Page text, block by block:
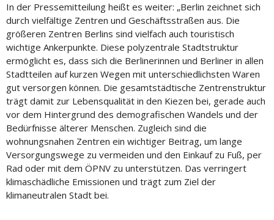
In der Pressemitteilung heißt es weiter: „Berlin zeichnet sich
durch vielfältige Zentren und Geschäftsstraßen aus. Die
größeren Zentren Berlins sind vielfach auch touristisch
wichtige Ankerpunkte. Diese polyzentrale Stadtstruktur
ermöglicht es, dass sich die Berlinerinnen und Berliner in allen
Stadtteilen auf kurzen Wegen mit unterschiedlichsten Waren
gut versorgen können. Die gesamtstädtische Zentrenstruktur
trägt damit zur Lebensqualität in den Kiezen bei, gerade auch
vor dem Hintergrund des demografischen Wandels und der
Bedürfnisse älterer Menschen. Zugleich sind die
wohnungsnahen Zentren ein wichtiger Beitrag, um lange
Versorgungswege zu vermeiden und den Einkauf zu Fuß, per
Rad oder mit dem ÖPNV zu unterstützen. Das verringert
klimaschädliche Emissionen und trägt zum Ziel der
klimaneutralen Stadt bei.